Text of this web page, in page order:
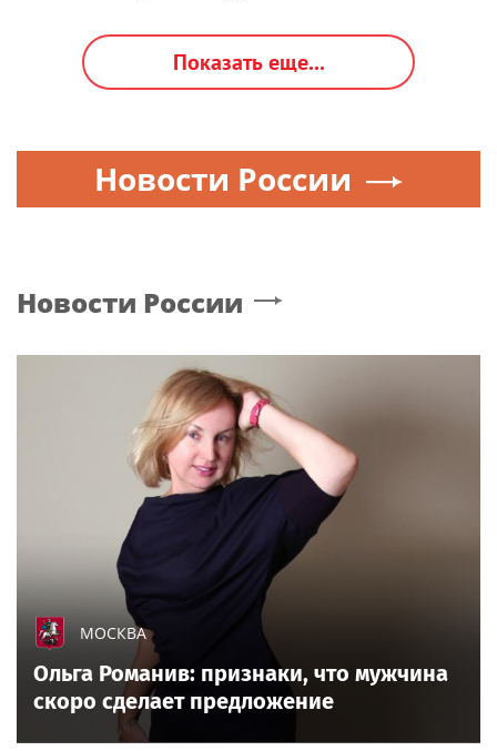
Показать еще...
Новости России
Новости России
МОСКВА
Ольга Романив: признаки, что мужчина
скоро сделает предложение